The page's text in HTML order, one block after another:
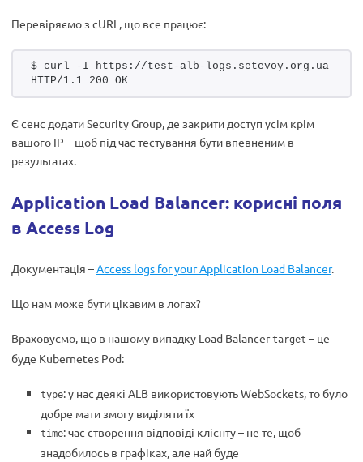
Перевіряємо з cURL, що все працює:
$ curl -I https://test-alb-logs.setevoy.org.ua
HTTP/1.1 200 OK
Є сенс додати Security Group, де закрити доступ усім крім
вашого IP – щоб під час тестування бути впевненим в
результатах.
Application Load Balancer: корисні поля
в Access Log
Документація – Access logs for your Application Load Balancer.
Що нам може бути цікавим в логах?
Враховуємо, що в нашому випадку Load Balancertarget – це
буде Kubernetes Pod:
type: у нас деякі ALB використовують WebSockets, то було
добре мати змогу виділяти їх
time: час створення відповіді клієнту – не те, щоб
знадобилось в графіках, але най буде